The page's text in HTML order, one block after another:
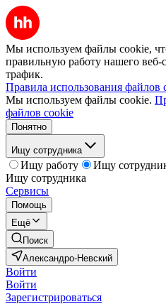
Мы используем файлы cookie,
правильную работу нашего веб-
трафик.
Правила использования файлов
Мы используем файлы cookie.
файлов cookie
Понятно
Ищу сотрудника
Ищу работу
Ищу
Ищу сотрудника
Сервисы
Помощь
Ещё
Поиск
Александро-Невский
Войти
Войти
Зарегистрироваться